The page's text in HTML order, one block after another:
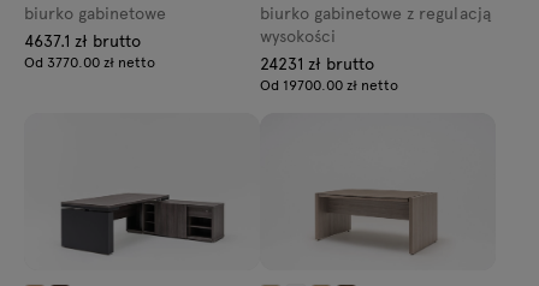
biurko gabinetowe
4637.1 zł brutto
Od 3770.00 zł netto
biurko gabinetowe z regulacją
wysokości
24231 zł brutto
Od 19700.00 zł netto